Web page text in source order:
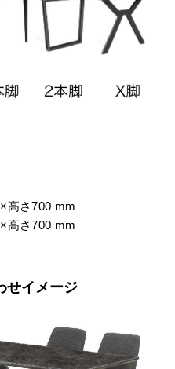
高さ700 mm
高さ700 mm
せイメージ